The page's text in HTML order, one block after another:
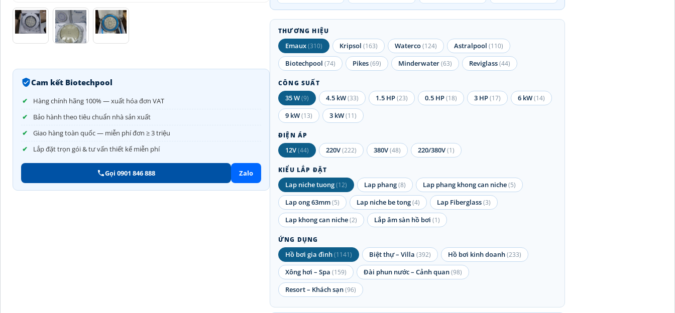
Cam kết Biotechpool
Hàng chính hãng 100% — xuất hóa đơn VAT
Bảo hành theo tiêu chuẩn nhà sản xuất
Giao hàng toàn quốc — miễn phí đơn ≥ 3 triệu
Lắp đặt trọn gói & tư vấn thiết kế miễn phí
Gọi 0901 846 888 Zalo
THƯƠNG HIỆU
Emaux(310) Kripsol (163) Waterco(124) Astralpool (110)
Biotechpool (74) Pikes(69) Minderwater(63) Reviglass(44)
CÔNG SUẤT
35 W(9) 4.5 kW(33) 1.5 HP(23) 0.5 HP(18) 3 HP(17) 6 kW(14)
9 kW(13) 3 kW(11)
ĐIỆN ÁP
12V(44) 220V(222) 380V(48) 220/380V(1)
KIỂU LẮP ĐẶT
Lap niche tuong(12) Lap phang(8) Lap phang khong can niche(5)
Lap ong 63mm(5) Lap niche be tong(4) Lap Fiberglass(3)
Lap khong can niche(2) Lắp âm sàn hồ bơi (1)
ỨNG DỤNG
Hồ bơi gia đình(1141) Biệt thự – Villa (392) Hồ bơi kinh doanh(233)
Xông hơi – Spa (159) Đài phun nước – Cảnh quan(98)
Resort – Khách sạn(96)